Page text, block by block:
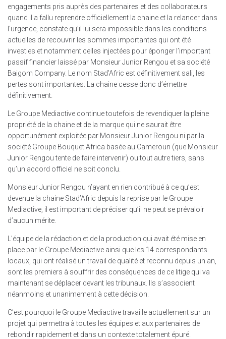
engagements pris auprès des partenaires et des collaborateurs
quand il a fallu reprendre officiellement la chaine et la relancer dans
l’urgence, constate qu’il lui sera impossible dans les conditions
actuelles de recouvrir les sommes importantes qui ont été
investies et notamment celles injectées pour éponger l’important
passif financier laissé par Monsieur Junior Rengou et sa société
Baigom Company. Le nom Stad’Afric est définitivement sali, les
pertes sont importantes. La chaine cesse donc d’émettre
définitivement.
Le Groupe Mediactive continue toutefois de revendiquer la pleine
propriété de la chaine et de la marque qui ne saurait être
opportunément exploitée par Monsieur Junior Rengou ni par la
société Groupe Bouquet Africa basée au Cameroun (que Monsieur
Junior Rengou tente de faire intervenir) ou tout autre tiers, sans
qu’un accord officiel ne soit conclu.
Monsieur Junior Rengou n’ayant en rien contribué à ce qu’est
devenue la chaine Stad’Afric depuis la reprise par le Groupe
Mediactive, il est important de préciser qu’il ne peut se prévaloir
d’aucun mérite.
L’équipe de la rédaction et de la production qui avait été mise en
place par le Groupe Mediactive ainsi que les 14 correspondants
locaux, qui ont réalisé un travail de qualité et reconnu depuis un an,
sont les premiers à souffrir des conséquences de ce litige qui va
maintenant se déplacer devant les tribunaux. Ils s’associent
néanmoins et unanimement à cette décision.
C’est pourquoi le Groupe Mediactive travaille actuellement sur un
projet qui permettra à toutes les équipes et aux partenaires de
rebondir rapidement et dans un contexte totalement épuré.